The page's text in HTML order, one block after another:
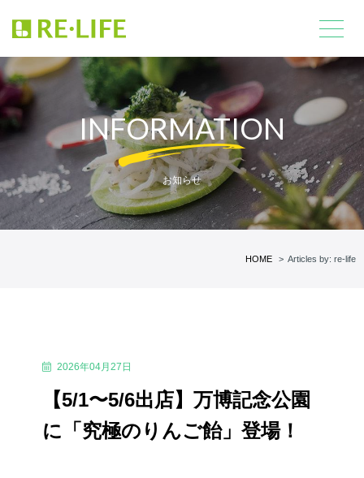
INFORMATION
お知らせ
HOME Articles by: re-life
2026年04月27日
【5/1〜5/6出店】万博記念公園
に「究極のりんご飴」登場！